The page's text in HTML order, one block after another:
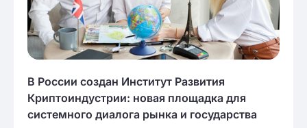
В России создан Институт Развития
Криптоиндустрии: новая площадка для
системного диалога рынка и государства